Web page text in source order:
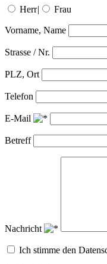
Herr| Frau
Vorname, Name
Strasse / Nr.
PLZ, Ort
Telefon
E-Mail
Betreff
Nachricht
Ich stimme den